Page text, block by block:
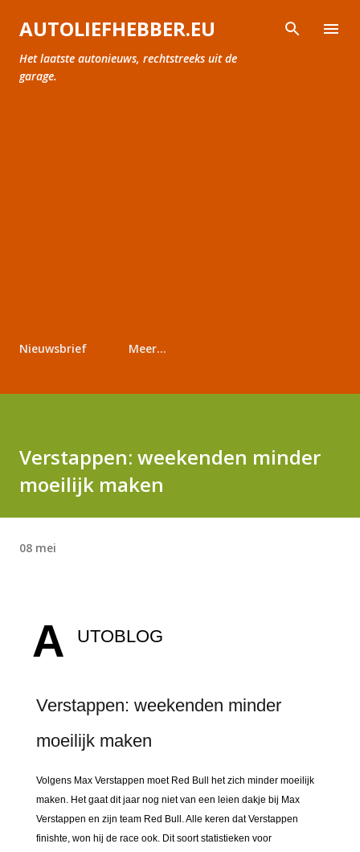
Doorgaan naar hoofdcontent
AUTOLIEFHEBBER.EU
Het laatste autonieuws, rechtstreeks uit de
garage.
Nieuwsbrief Meer…
Verstappen: weekenden minder
moeilijk maken
08 mei
A UTOBLOG
Verstappen: weekenden minder
moeilijk maken
Volgens Max Verstappen moet Red Bull het zich minder moeilijk
maken. Het gaat dit jaar nog niet van een leien dakje bij Max
Verstappen en zijn team Red Bull. Alle keren dat Verstappen
finishte, won hij de race ook. Dit soort statistieken voor